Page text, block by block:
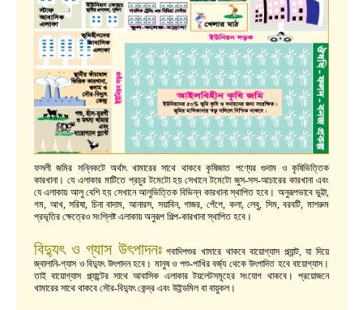
ফসলী জমির সন্নিকটে অর্থাৎ খামারের সাথে থাকবে কৃষিজাত পণ্যের গুদাম ও কৃষিভিত্তিক
কারখানা। যে এলাকার মাটিতে প্রচুর টমেটো হয় সেখানে টমেটো জুস-সস-আচারের কারখানা এবং
যে এলাকায় আলু বেশি হয় সেখানে আলুভিত্তিক বিভিন্ন কারখানা স্থাপিত হবে। অনুরূপভাবে ভুট্টা,
গম, আখ, সরিষা, চিনা বাদাম, আনারস, সয়াবিন, গাজর, পেঁপে, কলা, লেবু, সিম, বরবটি, মাশরুম
প্রভৃতির ক্ষেত্রেও সংশ্লিষ্ট এলাকায় অনুরূপ শিল্প-কারখানা স্থাপিত হবে।
বিদ্যুৎ ও গ্যাস উৎপাদনঃগবাদিপশুর খামারে থাকবে বায়োগ্যাস প্ল্যান্ট, যা দিয়ে
জ্বালানি-গ্যাস ও বিদ্যুৎ উৎপাদন হবে। মানুষ ও পশু-পাখির বর্জ্য থেকে উৎপাদিত হবে বায়োগ্যাস।
তাই বায়োগ্যাস প্ল্যান্টের সাথে আবাসিক এলাকার টয়লেটসমূহের সংযোগ থাকবে। প্রয়োজনে
খামারের সাথে থাকবে সৌর-বিদ্যুৎ কেন্দ্র এবং উইন্ডমিল বা বায়ুকল।